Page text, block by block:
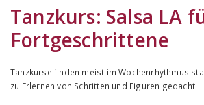
Tanzkurs: Salsa LA
Fortgeschrittene
Tanzkurse finden meist im Wochenrhythmus
zu Erlernen von Schritten und Figuren gedacht.